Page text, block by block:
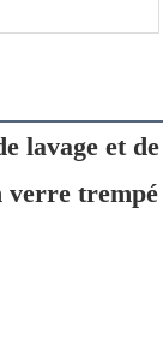
lavage et de
verre trempé